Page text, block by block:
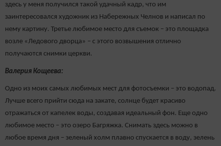
здесь у меня получился такой удачный кадр, что им
заинтересовался художник из Набережных Челнов и написал по
нему картину. Третье любимое место для съемок – это площадка
возле «Ледового дворца» – с этого возвышения отлично
получаются снимки церкви.
Валерия Кощеева:
Одно из моих самых любимых мест для фотосъемки – это водопад.
Лучше всего прийти сюда на закате, солнце будет красиво
отражаться от капелек воды, создавая идеальный фон. Еще одно
любимое место – это озеро Багряжка. Снимать здесь можно в
любое время дня – зеленый холм плавно спускается в воду, зелень